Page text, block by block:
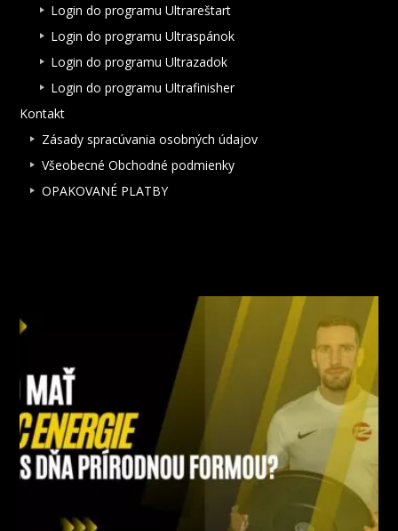
Login do programu Ultrareštart
Login do programu Ultraspánok
Login do programu Ultrazadok
Login do programu Ultrafinisher
Kontakt
Zásady spracúvania osobných údajov
Všeobecné Obchodné podmienky
OPAKOVANÉ PLATBY